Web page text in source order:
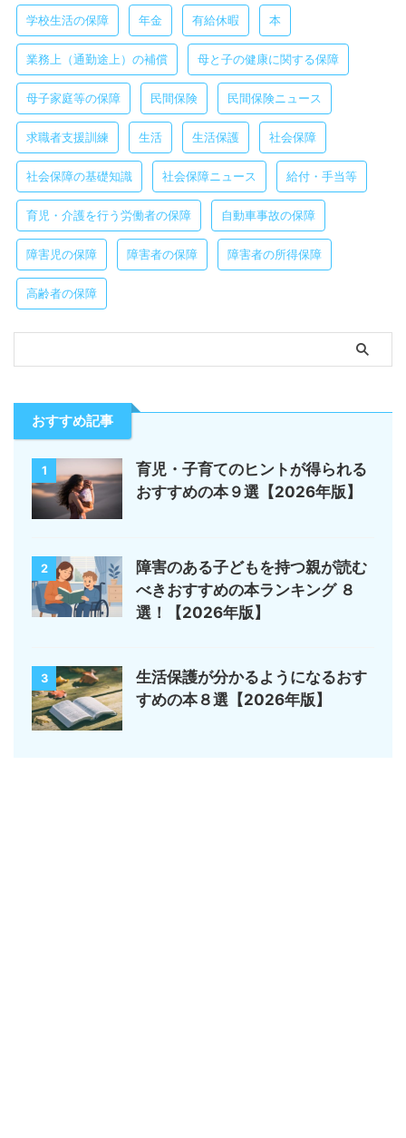
学校生活の保障 年金 有給休暇 本
業務上（通勤途上）の補償 母と子の健康に関する保障
母子家庭等の保障 民間保険 民間保険ニュース
求職者支援訓練 生活 生活保護 社会保障
社会保障の基礎知識 社会保障ニュース 給付・手当等
育児・介護を行う労働者の保障 自動車事故の保障
障害児の保障 障害者の保障 障害者の所得保障
高齢者の保障
おすすめ記事
1
育児・子育てのヒントが得られる
おすすめの本９選【2026年版】
2
障害のある子どもを持つ親が読む
べきおすすめの本ランキング ８
選！【2026年版】
3
生活保護が分かるようになるおす
すめの本８選【2026年版】